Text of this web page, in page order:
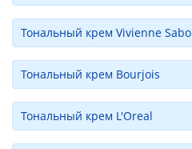
Тональный крем Vivienne Sabo
Тональный крем Bourjois
Тональный крем L'Oreal